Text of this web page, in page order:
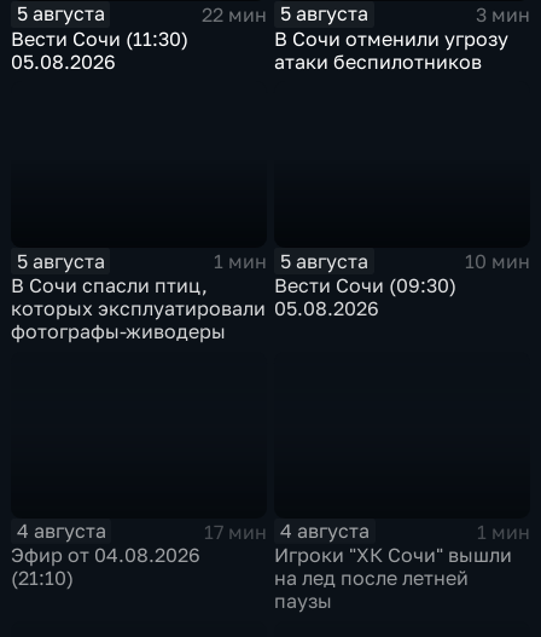
5 августа
22 мин
Вести Сочи (11:30)
05.08.2026
5 августа
3 мин
В Сочи отменили угрозу
атаки беспилотников
5 августа
1 мин
В Сочи спасли птиц,
которых эксплуатировали
фотографы-живодеры
5 августа
10 мин
Вести Сочи (09:30)
05.08.2026
4 августа
17 мин
Эфир от 04.08.2026
(21:10)
4 августа
1 мин
Игроки "ХК Сочи" вышли
на лед после летней
паузы